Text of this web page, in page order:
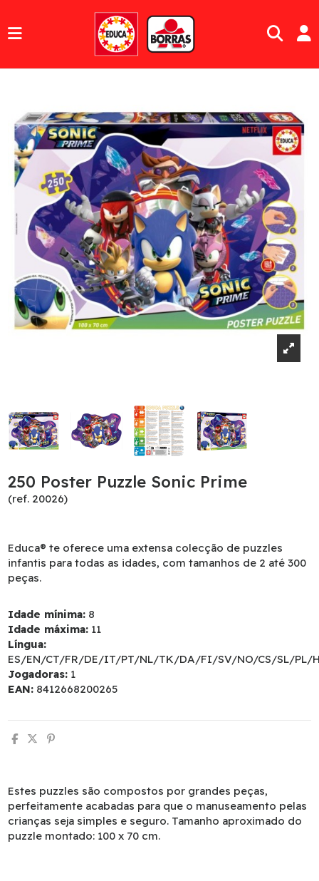
250 Poster Puzzle Sonic Prime
(ref. 20026)
Educa® te oferece uma extensa colecção de puzzles
infantis para todas as idades, com tamanhos de 2 até 300
peças.
Idade mínima: 8
Idade máxima: 11
Língua:
ES/EN/CT/FR/DE/IT/PT/NL/TK/DA/FI/SV/NO/CS/SL/PL/
Jogadoras: 1
EAN: 8412668200265
Estes puzzles são compostos por grandes peças,
perfeitamente acabadas para que o manuseamento pelas
crianças seja simples e seguro. Tamanho aproximado do
puzzle montado: 100 x 70 cm.